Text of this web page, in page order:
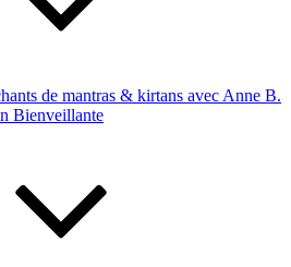
de mantras & kirtans avec Anne B.
Bienveillante